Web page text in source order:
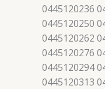
0445120236
0445120250
0445120262
0445120276
0445120294
0445120313